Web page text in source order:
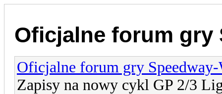
Oficjalne forum gry
Oficjalne forum gry
Zapisy na nowy cykl GP 2/3